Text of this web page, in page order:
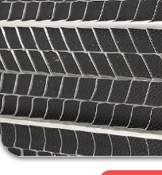
DES
PRODUITS
AU
SUJET
DE